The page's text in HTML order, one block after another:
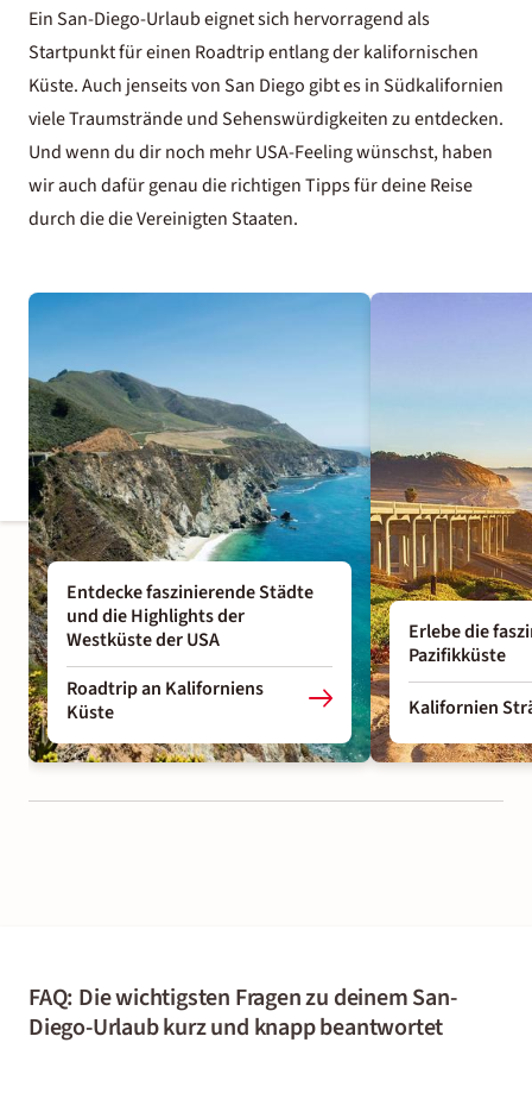
Ein San-Diego-Urlaub eignet sich hervorragend als
Startpunkt für einen Roadtrip entlang der kalifornischen
Küste. Auch jenseits von San Diego gibt es in Südkalifornien
viele Traumstrände und Sehenswürdigkeiten zu entdecken.
Und wenn du dir noch mehr USA-Feeling wünschst, haben
wir auch dafür genau die richtigen Tipps für deine Reise
durch die die Vereinigten Staaten.
Entdecke faszinierende Städte
und die Highlights der
Westküste der USA
Roadtrip an Kaliforniens
Küste
Erlebe die
Pazifikküste
Kalifornien
FAQ: Die wichtigsten Fragen zu deinem San-
Diego-Urlaub kurz und knapp beantwortet